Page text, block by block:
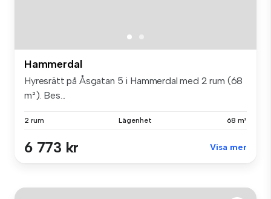
Hammerdal
Hyresrätt på Åsgatan 5 i Hammerdal med 2 rum (68
m²). Bes...
2 rum Lägenhet 68 m²
6 773 kr Visa mer